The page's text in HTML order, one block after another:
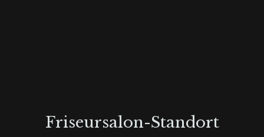
Friseursalon-Standort